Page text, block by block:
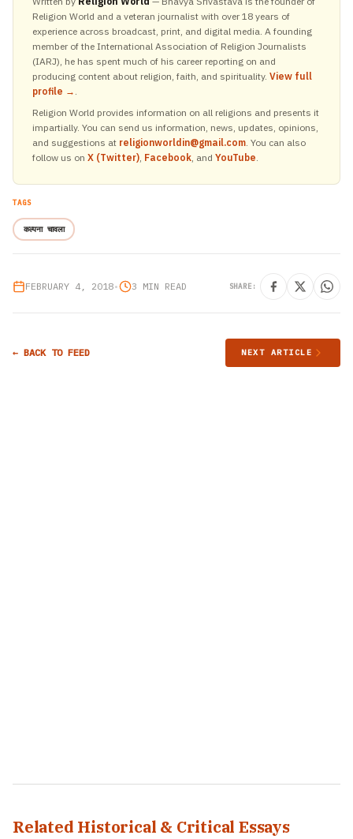
Religion World and a veteran journalist with over 18 years of
experience across broadcast, print, and digital media. A founding
member of the International Association of Religion Journalists
(IARJ), he has spent much of his career reporting on and
producing content about religion, faith, and spirituality. View full
profile → .
Religion World provides information on all religions and presents it
impartially. You can send us information, news, updates, opinions,
and suggestions at religionworldin@gmail.com. You can also
follow us on X (Twitter), Facebook, and YouTube.
TAGS
कल्पना चावला
FEBRUARY 4, 2018• 3 MIN READ SHARE:
← BACK TO FEED NEXT ARTICLE
Related Historical & Critical Essays